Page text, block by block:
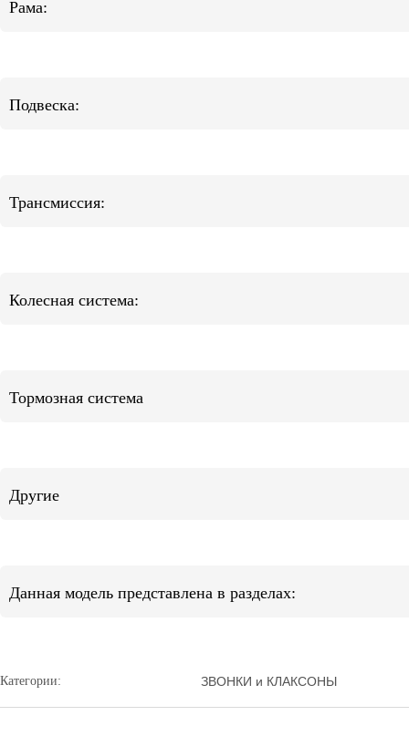
Рама:
Подвеска:
Трансмиссия:
Колесная система:
Тормозная система
Другие
Данная модель представлена в разделах:
Категории: ЗВОНКИ и КЛАКСОНЫ